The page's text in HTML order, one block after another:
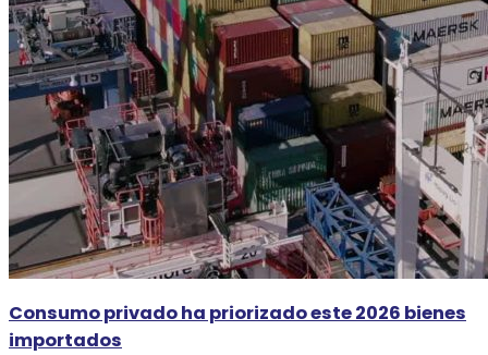
Consumo privado ha priorizado este 2026 bienes
importados